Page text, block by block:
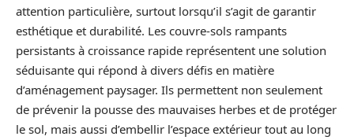
attention particulière, surtout lorsqu’il s’agit de garantir
esthétique et durabilité. Les couvre-sols rampants
persistants à croissance rapide représentent une solution
séduisante qui répond à divers défis en matière
d’aménagement paysager. Ils permettent non seulement
de prévenir la pousse des mauvaises herbes et de protéger
le sol, mais aussi d’embellir l’espace extérieur tout au long